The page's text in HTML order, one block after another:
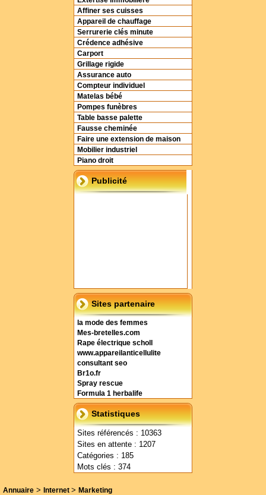
Affiner ses cuisses
Appareil de chauffage
Serrurerie clés minute
Crédence adhésive
Carport
Grillage rigide
Assurance auto
Compteur individuel
Matelas bébé
Pompes funèbres
Table basse palette
Fausse cheminée
Faire une extension de maison
Mobilier industriel
Piano droit
Publicité
Sites partenaire
la mode des femmes
Mes-bretelles.com
Rape électrique scholl
www.appareilanticellulite
consultant seo
Br1o.fr
Spray rescue
Formula 1 herbalife
Statistiques
Sites référencés : 10363
Sites en attente : 1207
Catégories : 185
Mots clés : 374
Annuaire > Internet > Marketing